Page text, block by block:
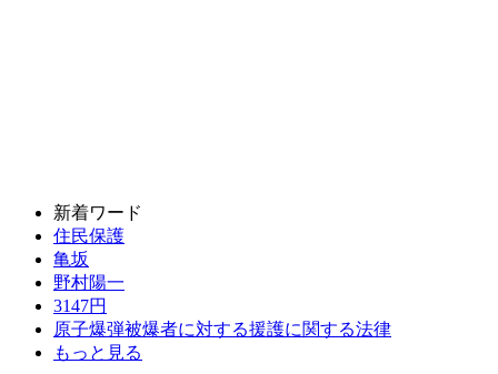
新着ワード
住民保護
亀坂
野村陽一
3147円
原子爆弾被爆者に対する援護に関する法律
もっと見る